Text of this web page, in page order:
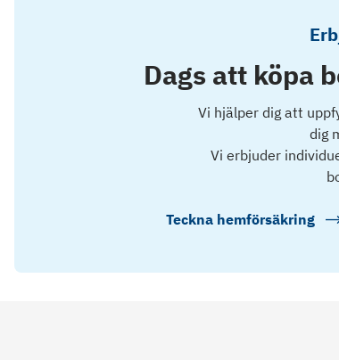
Dags att köpa
Vi hjälper dig att
dig
Vi erbjuder
Teckna hemförsäkring